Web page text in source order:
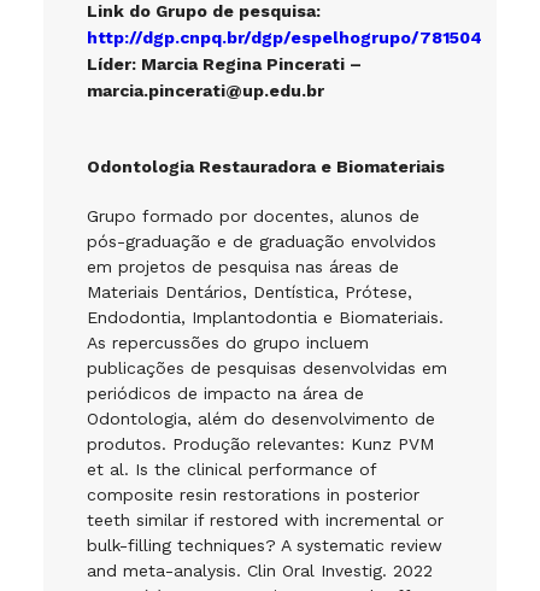
Link do Grupo de pesquisa:
http://dgp.cnpq.br/dgp/espelhogrupo/781504
Líder: Marcia Regina Pincerati –
marcia.pincerati@up.edu.br
Odontologia Restauradora e Biomateriais
Grupo formado por docentes, alunos de
pós-graduação e de graduação envolvidos
em projetos de pesquisa nas áreas de
Materiais Dentários, Dentística, Prótese,
Endodontia, Implantodontia e Biomateriais.
As repercussões do grupo incluem
publicações de pesquisas desenvolvidas em
periódicos de impacto na área de
Odontologia, além do desenvolvimento de
produtos. Produção relevantes: Kunz PVM
et al. Is the clinical performance of
composite resin restorations in posterior
teeth similar if restored with incremental or
bulk-filling techniques? A systematic review
and meta-analysis. Clin Oral Investig. 2022